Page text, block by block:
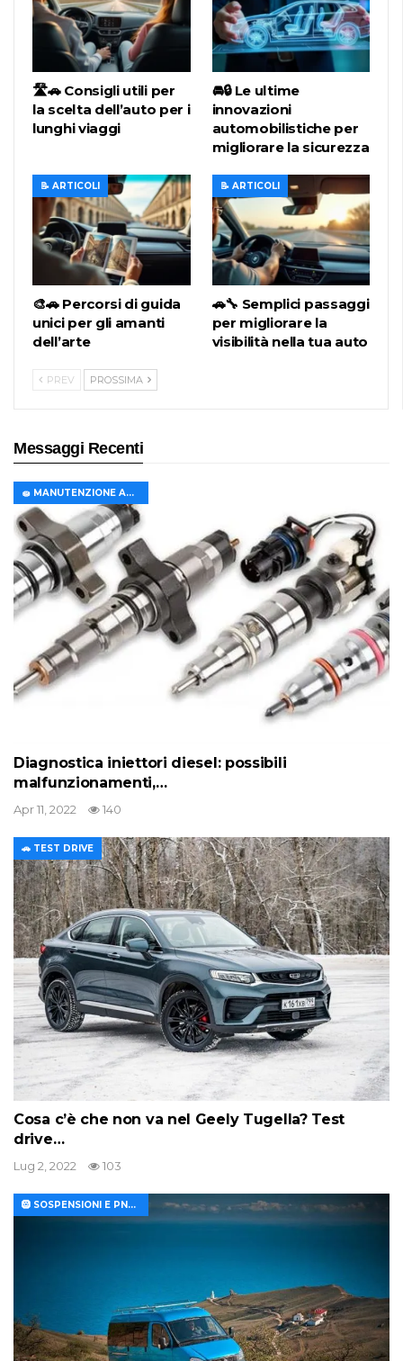
🛣️🚗 Consigli utili per
la scelta dell’auto per i
lunghi viaggi
🚘🔒 Le ultime
innovazioni
automobilistiche per
migliorare la sicurezza
📝 ARTICOLI
🎨🚗 Percorsi di guida
unici per gli amanti
dell’arte
📝 ARTICOLI
🚗🔧 Semplici passaggi
per migliorare la
visibilità nella tua auto
PREV PROSSIMA
Messaggi Recenti
🧽 MANUTENZIONE AUTO
Diagnostica iniettori diesel: possibili
malfunzionamenti,…
Apr 11, 2022 140
🚗 TEST DRIVE
Cosa c’è che non va nel Geely Tugella? Test
drive…
Lug 2, 2022 103
🛞 SOSPENSIONI E PNEUMATICI